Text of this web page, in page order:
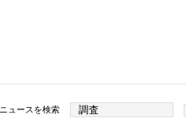
ニュースを検索